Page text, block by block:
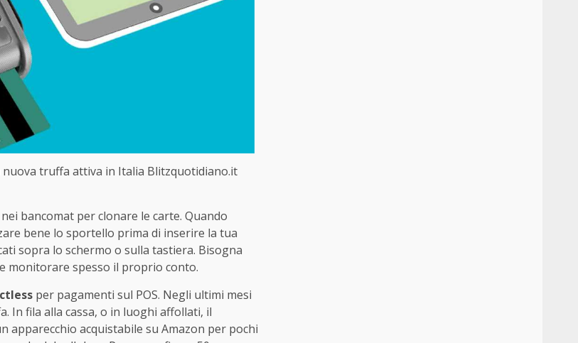
truffa attiva in Italia Blitzquotidiano.it
bancomat per clonare le carte. Quando
bene lo sportello prima di inserire la tua
sopra lo schermo o sulla tastiera. Bisogna
monitorare spesso il proprio conto.
per pagamenti sul POS. Negli ultimi mesi
fila alla cassa, o in luoghi affollati, il
apparecchio acquistabile su Amazon per pochi